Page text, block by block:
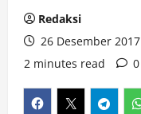
Redaksi
26 Desember 2017
2 minutes read
0